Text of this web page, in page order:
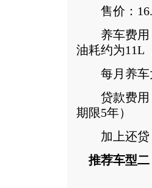
售价：
养车费用：
油耗约为11L
每月养车大
贷款费用：
期限5年）
加上还贷，
推荐车型二